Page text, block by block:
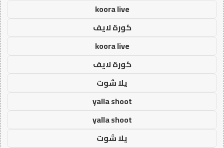
koora live
كورة لايف
koora live
كورة لايف
يلا شوت
yalla shoot
yalla shoot
يلا شوت